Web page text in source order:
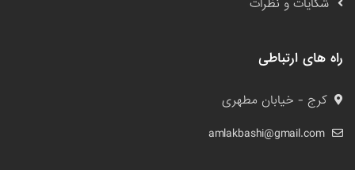
راه های ارتباطی
کرج - خیابان مطهری
amlakbashi@gmail.com